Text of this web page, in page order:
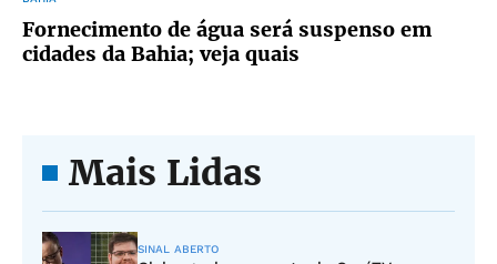
Fornecimento de água será suspenso em
cidades da Bahia; veja quais
Mais Lidas
SINAL ABERTO